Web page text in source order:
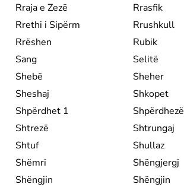
Rraja e Zezë
Rrasfik
Rrethi i Sipërm
Rrushkull
Rrëshen
Rubik
Sang
Selitë
Shebë
Sheher
Sheshaj
Shkopet
Shpërdhet 1
Shpërdhezë
Shtrezë
Shtrungaj
Shtuf
Shullaz
Shëmri
Shëngjergj
Shëngjin
Shëngjin